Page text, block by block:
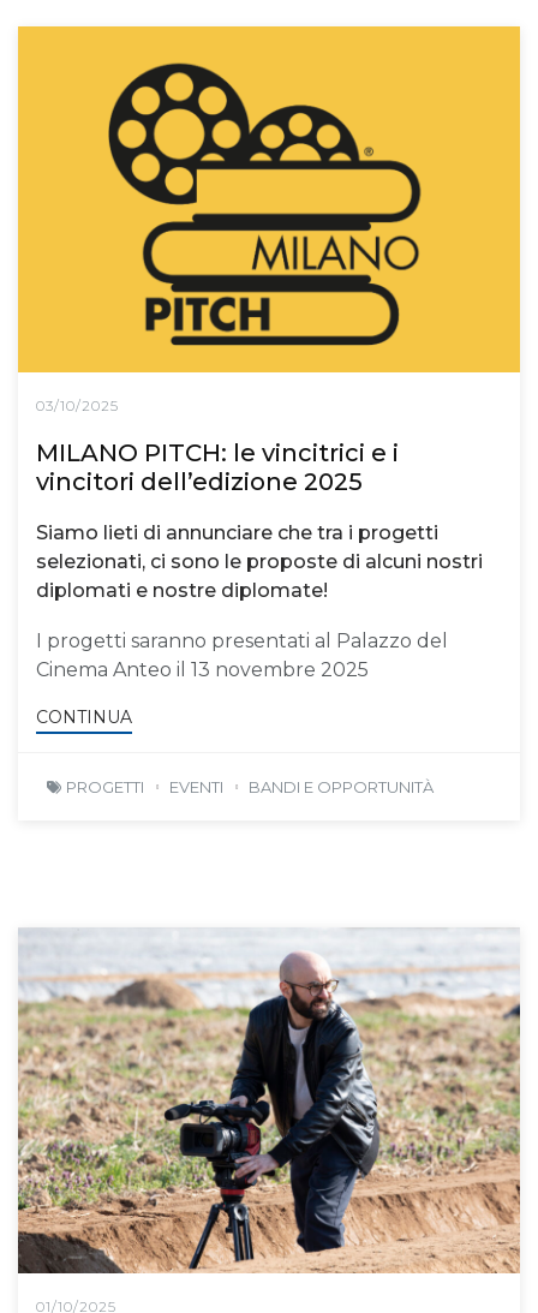
03/10/2025
MILANO PITCH: le vincitrici e i
vincitori dell’edizione 2025
Siamo lieti di annunciare che tra i progetti
selezionati, ci sono le proposte di alcuni nostri
diplomati e nostre diplomate!
I progetti saranno presentati al Palazzo del
Cinema Anteo il 13 novembre 2025
CONTINUA
PROGETTI EVENTI BANDI E OPPORTUNITÀ
01/10/2025